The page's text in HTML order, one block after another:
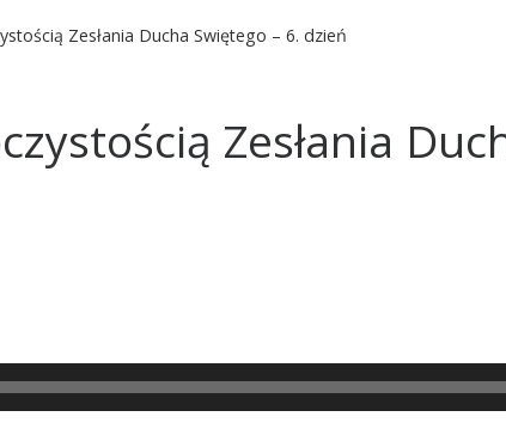
Zesłania Ducha Swiętego – 6. dzień
Zesłania